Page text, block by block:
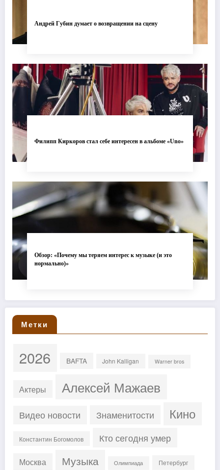
Андрей Губин думает о возвращении на сцену
Филипп Киркоров стал себе интересен в альбоме «Uno»
Обзор: «Почему мы теряем интерес к музыке (и это
нормально)»
Метки
2026 BAFTA John Kalligan Warner bros
Актеры Алексей Мажаев
Видео новости Знаменитости Кино
Константин Богомолов Кто сегодня умер
Москва Музыка Олимпиада Петербург